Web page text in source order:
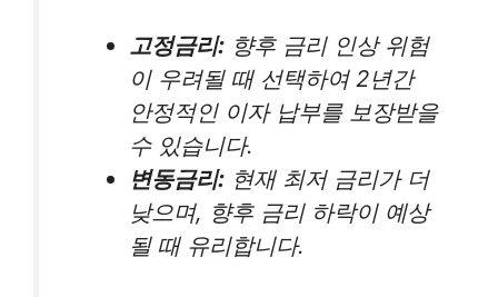
고정금리: 향후 금리 인상 위험
이 우려될 때 선택하여 2년간
안정적인 이자 납부를 보장받을
수 있습니다.
변동금리: 현재 최저 금리가 더
낮으며, 향후 금리 하락이 예상
될 때 유리합니다.